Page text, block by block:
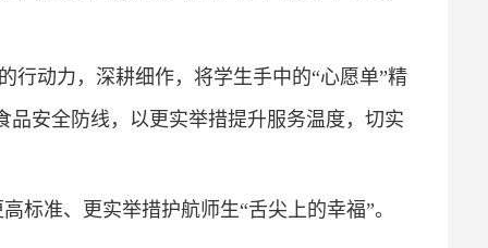
行动力，深耕细作，将学生手中的“心愿单”精
品安全防线，以更实举措提升服务温度，切实
标准、更实举措护航师生“舌尖上的幸福”。